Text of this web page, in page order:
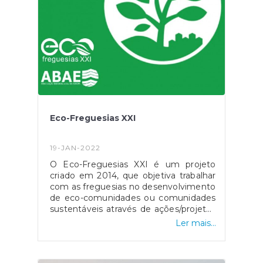
https://fogos.icnf.pt/sgif2010/
Eco-Freguesias XXI
19-JAN-2022
O Eco-Freguesias XXI é um projeto
criado em 2014, que objetiva trabalhar
com as freguesias no desenvolvimento
de eco-comunidades ou comunidades
sustentáveis através de ações/projetos
à escala local. No final é atribuído o
Freguesias a todas as freguesias em
Ler mais...